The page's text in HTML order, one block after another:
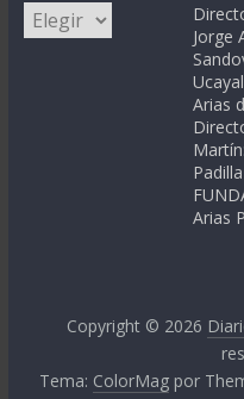
Categorías
Jorge
Arias
Arias
Copyright © 2026
Tema: ColorMag por